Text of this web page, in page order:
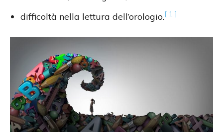
difficoltà nella lettura dell’orologio.[ 1 ]